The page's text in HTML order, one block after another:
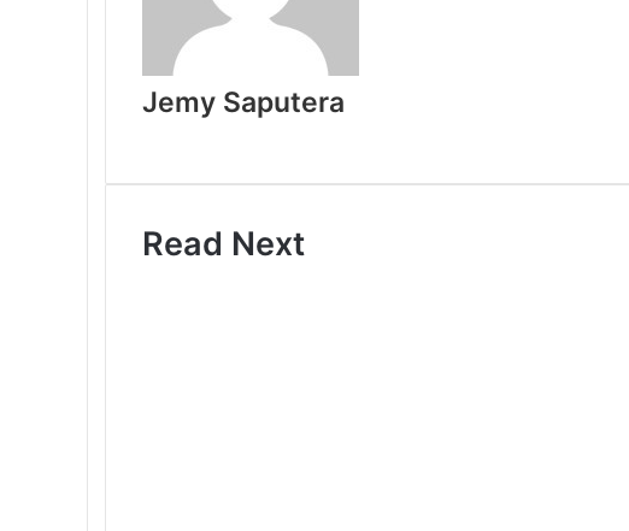
Jemy Saputera
Read Next